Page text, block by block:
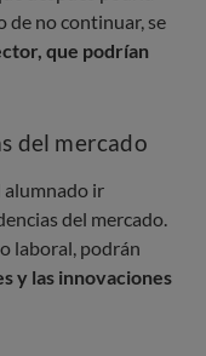
de no continuar, se
que podrían
del mercado
alumnado ir
del mercado.
laboral, podrán
y las innovaciones